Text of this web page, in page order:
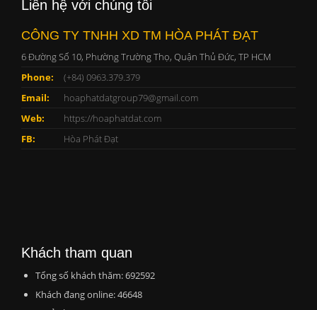
Liên hệ với chúng tôi
CÔNG TY TNHH XD TM HÒA PHÁT ĐẠT
6 Đường Số 10, Phường Trường Thọ, Quận Thủ Đức, TP HCM
Phone:
(+84) 0963.379.379
Email:
hoaphatdatgroup79@gmail.com
Web:
https://hoaphatdat.com
FB:
Hòa Phát Đạt
Khách tham quan
Tổng số khách thăm: 692592
Khách đang online: 46648